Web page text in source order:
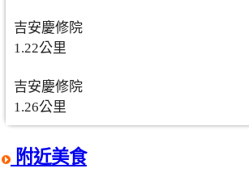
吉安慶修院
1.22公里
吉安慶修院
1.26公里
附近美食